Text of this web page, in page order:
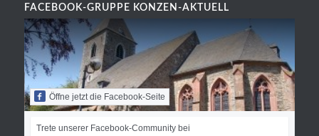
FACEBOOK-GRUPPE KONZEN-AKTUELL
Öffne jetzt die Facebook-Seite
Trete unserer Facebook-Community bei